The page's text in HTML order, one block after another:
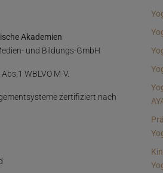
Akademien
und Bildungs-GmbH
WBLVO M-V.
zertifiziert nach